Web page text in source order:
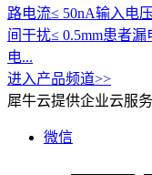
路电流≤ 50nA输入电
间干扰≤ 0.5mm患者
电...
进入产品频道>>
犀牛云提供企业云服务
微信